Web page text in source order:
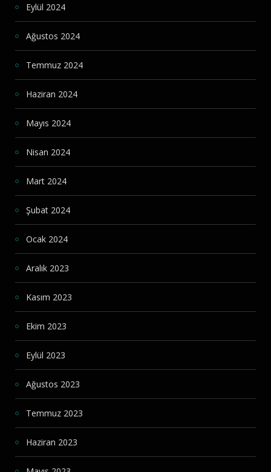
Eylül 2024
Ağustos 2024
Temmuz 2024
Haziran 2024
Mayıs 2024
Nisan 2024
Mart 2024
Şubat 2024
Ocak 2024
Aralık 2023
Kasım 2023
Ekim 2023
Eylül 2023
Ağustos 2023
Temmuz 2023
Haziran 2023